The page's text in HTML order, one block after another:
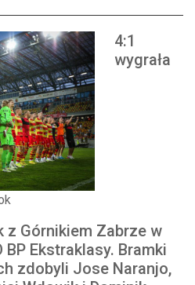
4:1
wygrała
z Górnikiem Zabrze w
Ekstraklasy. Bramki
zdobyli Jose Naranjo,